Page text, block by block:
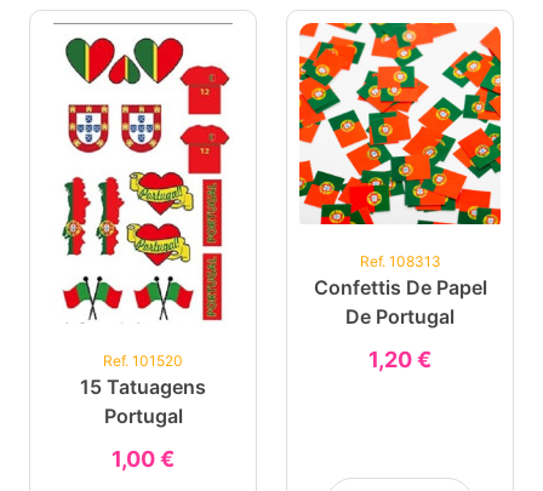
Ref. 101520
15 Tatuagens
Portugal
1,00 €
Ref. 108313
Confettis De Papel
De Portugal
1,20 €